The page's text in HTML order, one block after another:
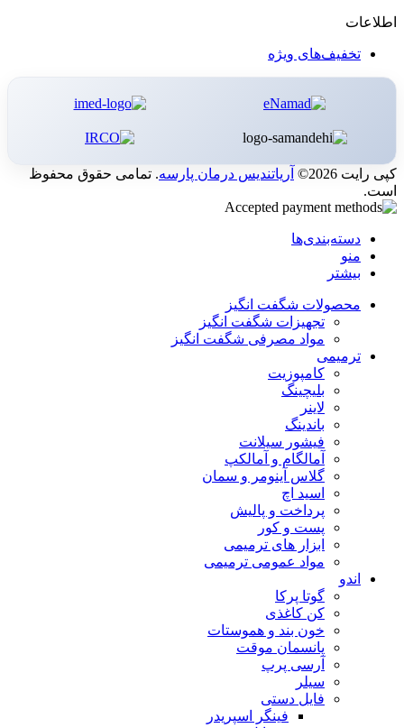
اطلاعات
تخفیف‌های ویژه
کپی رایت 2026© آریاتندیس درمان پارسه. تمامی حقوق محفوظ
است.
دسته‌بندی‌ها
منو
بیشتر
محصولات شگفت انگیز
تجهیزات شگفت انگیز
مواد مصرفی شگفت انگیز
ترمیمی
کامپوزیت
بلیچینگ
لاینر
باندینگ
فیشور سیلانت
آمالگام و آمالکپ
گلاس آینومر و سمان
اسید اچ
پرداخت و پالیش
پست و کور
ابزار های ترمیمی
مواد عمومی ترمیمی
اندو
گوتا پرکا
کن کاغذی
خون بند و هموستات
پانسمان موقت
آرسی پرپ
سیلر
فایل دستی
فینگر اسپریدر